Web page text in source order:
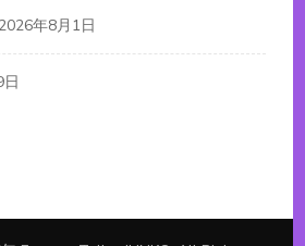
2026年8月1日